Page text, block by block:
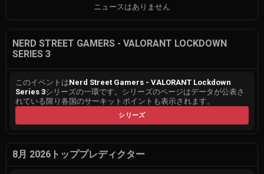
ニュースはありません
NERD STREET GAMERS - VALORANT LOCKDOWN
SERIES 3
このイベントはNerd Street Gamers - VALORANT Lockdown
Series 3シリーズの一環です。シリーズのページはデータが公表さ
れている限り各国のサーキットポイントも表示されます。
シリーズ
8月 2026トッププレディクター